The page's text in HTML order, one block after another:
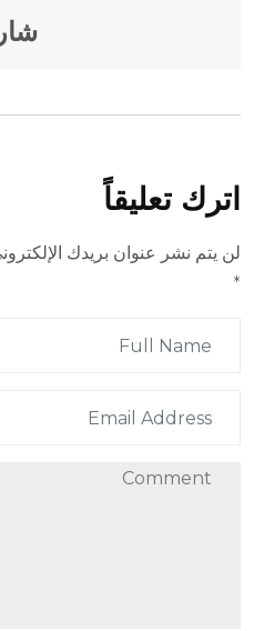
اترك تعليقاً
لن يتم نشر عنوان بريدك
*